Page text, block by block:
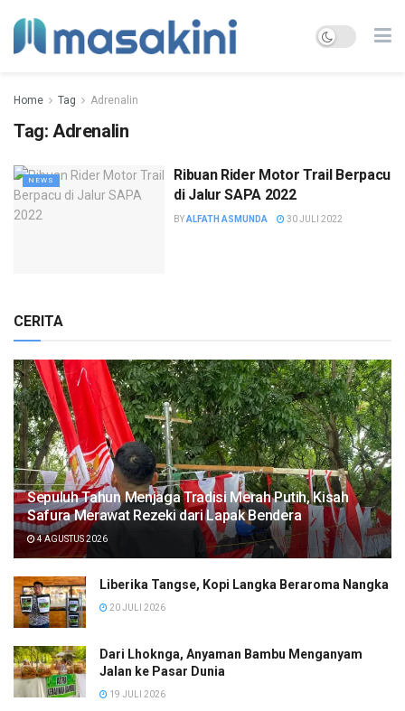
Home Tag Adrenalin
Tag: Adrenalin
NEWS
Ribuan Rider Motor Trail Berpacu
di Jalur SAPA 2022
BYALFATH ASMUNDA 30 JULI 2022
CERITA
Sepuluh Tahun Menjaga Tradisi Merah Putih, Kisah
Safura Merawat Rezeki dari Lapak Bendera
4 AGUSTUS 2026
Liberika Tangse, Kopi Langka Beraroma Nangka
20 JULI 2026
Dari Lhoknga, Anyaman Bambu Menganyam
Jalan ke Pasar Dunia
19 JULI 2026